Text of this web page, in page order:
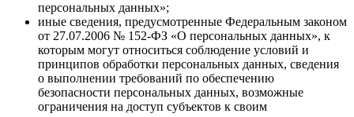
персональных данных»;
иные сведения, предусмотренные Федеральным законом
от 27.07.2006 № 152-ФЗ «О персональных данных», к
которым могут относиться соблюдение условий и
принципов обработки персональных данных, сведения
о выполнении требований по обеспечению
безопасности персональных данных, возможные
ограничения на доступ субъектов к своим